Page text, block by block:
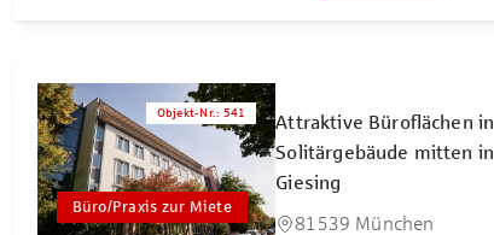
Büro/Praxis zur Miete
Objekt-Nr.: 541
Attraktive Büroflächen in
Solitärgebäude mitten in
Giesing
81539 München